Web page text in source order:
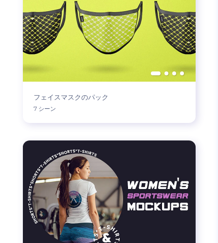
フェイスマスクのパック
7 シーン